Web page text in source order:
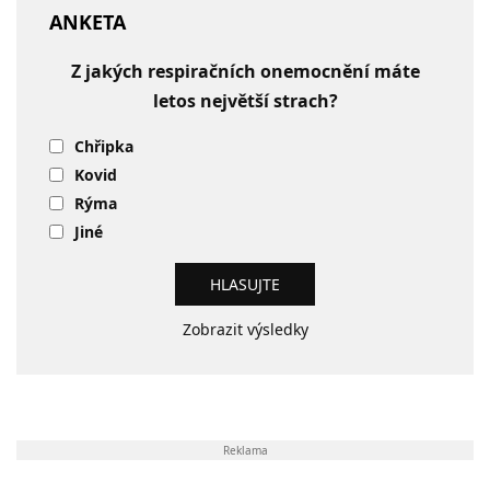
ANKETA
Z jakých respiračních onemocnění máte
letos největší strach?
Chřipka
Kovid
Rýma
Jiné
Zobrazit výsledky
Reklama